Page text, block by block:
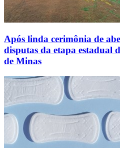
Após linda cerimônia de
disputas da etapa estadual
de Minas